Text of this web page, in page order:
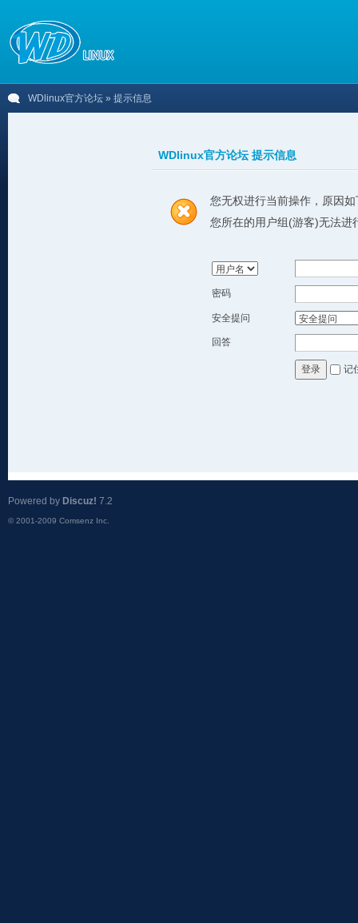
WDlinux官方论坛 » 提示信息
WDlinux官方论坛 提示信息
您无权进行当前操作，原因如
您所在的用户组(游客)无法进
密码
安全提问
回答
登录 记
Powered by Discuz! 7.2
© 2001-2009 Comsenz Inc.